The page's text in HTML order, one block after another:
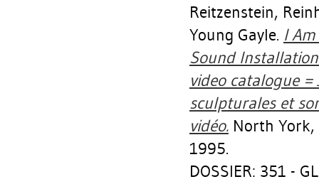
Reitzenstein,
Young Gayle. I
Sound
video catalogue
sculpturales et
vidéo. North York,
1995.
DOSSIER: 351 -